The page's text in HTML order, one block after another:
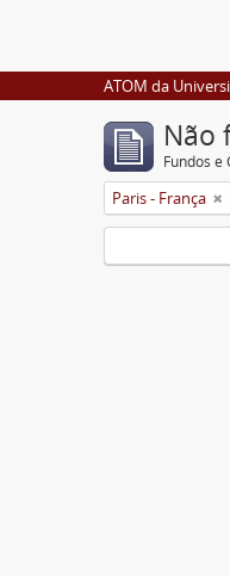
ATOM da
Não
Fundos e
Paris - França